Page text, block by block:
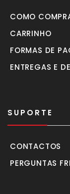
COMO
CARRINHO
FORMAS DE
ENTREGAS E
SUPORTE
CONTACTOS
PERGUNTAS